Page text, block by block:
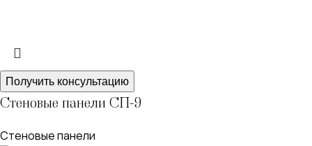
Получить консультацию
Стеновые панели СП-9
Стеновые панели